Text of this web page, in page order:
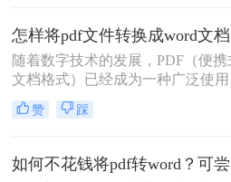
那么如何将pdf转word文档呢？本文
介绍几种常见的方法来实现这一
过程。
随着数字技术的发展，PDF（便携
文档格式）已经成为一种广泛使用
文件格式，用于共享文档而不改变
外观。然而，在某些情况下，我们
以便能够轻松地对其进行编辑。本
将指导您怎样将pdf文件转换成
赞 踩